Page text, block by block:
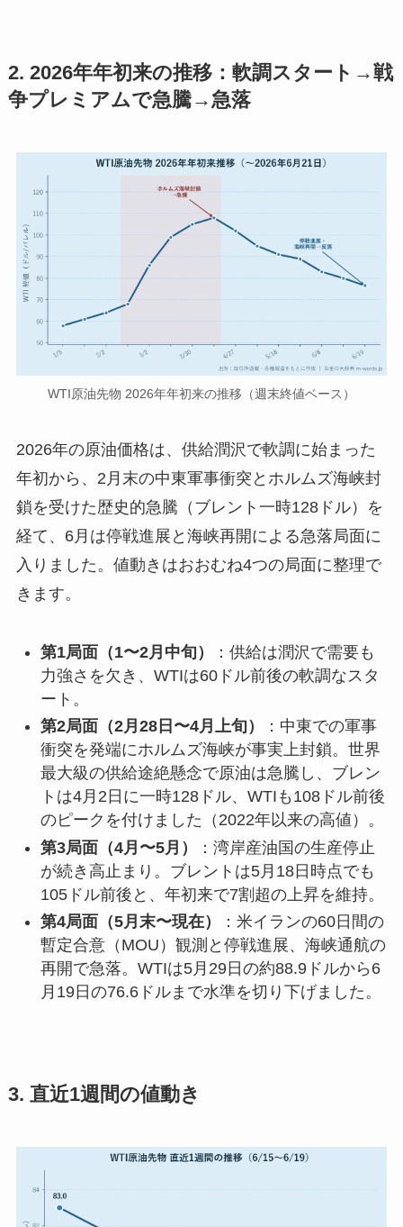
2. 2026年年初来の推移：軟調スタート→戦
争プレミアムで急騰→急落
WTI原油先物 2026年年初来の推移（週末終値ベース）
2026年の原油価格は、供給潤沢で軟調に始まった
年初から、2月末の中東軍事衝突とホルムズ海峡封
鎖を受けた歴史的急騰（ブレント一時128ドル）を
経て、6月は停戦進展と海峡再開による急落局面に
入りました。値動きはおおむね4つの局面に整理で
きます。
第1局面（1〜2月中旬）
：供給は潤沢で需要も
力強さを欠き、WTIは60ドル前後の軟調なスタ
ート。
第2局面（2月28日〜4月上旬）
：中東での軍事
衝突を発端にホルムズ海峡が事実上封鎖。世界
最大級の供給途絶懸念で原油は急騰し、ブレン
トは4月2日に一時128ドル、WTIも108ドル前後
のピークを付けました（2022年以来の高値）。
第3局面（4月〜5月）
：湾岸産油国の生産停止
が続き高止まり。ブレントは5月18日時点でも
105ドル前後と、年初来で7割超の上昇を維持。
第4局面（5月末〜現在）
：米イランの60日間の
暫定合意（MOU）観測と停戦進展、海峡通航の
再開で急落。WTIは5月29日の約88.9ドルから6
月19日の76.6ドルまで水準を切り下げました。
3. 直近1週間の値動き